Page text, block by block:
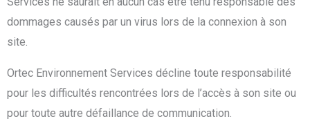
dommages causés par un virus lors de la connexion à son
site.
Ortec Environnement Services décline toute responsabilité
pour les difficultés rencontrées lors de l’accès à son site ou
pour toute autre défaillance de communication.